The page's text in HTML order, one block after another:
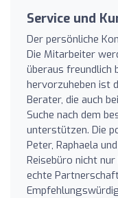
Service und
Der persönliche
Die Mitarbeiter
überaus freundlich
hervorzuheben ist
Berater, die auch
Suche nach dem
unterstützen. Die
Peter, Raphaela
Reisebüro nicht
echte